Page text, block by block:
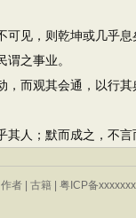
见，则乾坤或几乎息
之事业。
而观其会通，以行其
人；默而成之，不言
作者 古籍 粤ICP备